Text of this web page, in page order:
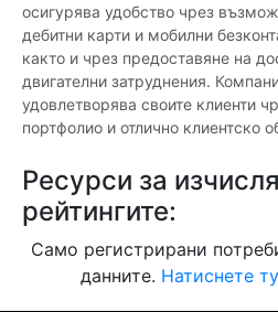
осигурява удобство чрез
дебитни карти и мобилни
както и чрез предоставяне на
двигателни затруднения.
удовлетворява своите клиенти
портфолио и отлично клиентско
Ресурси за
рейтингите:
Само регистрирани
данните. Натиснете